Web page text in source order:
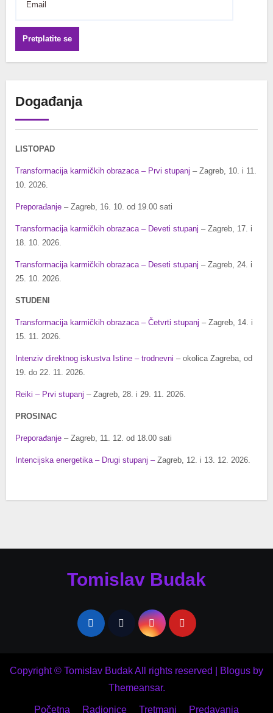
Pretplatite se
Događanja
LISTOPAD
Transformacija karmičkih obrazaca – Prvi stupanj – Zagreb, 10. i 11.
10. 2026.
Preporađanje– Zagreb, 16. 10. od 19.00 sati
Transformacija karmičkih obrazaca – Deveti stupanj – Zagreb, 17. i
18. 10. 2026.
Transformacija karmičkih obrazaca – Deseti stupanj – Zagreb, 24. i
25. 10. 2026.
STUDENI
Transformacija karmičkih obrazaca – Četvrti stupanj – Zagreb, 14. i
15. 11. 2026.
Intenziv direktnog iskustva Istine – trodnevni – okolica Zagreba, od
19. do 22. 11. 2026.
Reiki – Prvi stupanj – Zagreb, 28. i 29. 11. 2026.
PROSINAC
Preporađanje– Zagreb, 11. 12. od 18.00 sati
Intencijska energetika – Drugi stupanj – Zagreb, 12. i 13. 12. 2026.
Tomislav Budak
Copyright © Tomislav Budak All rights reserved Blogus by
Themeansar.
Početna Radionice Tretmani Predavanja